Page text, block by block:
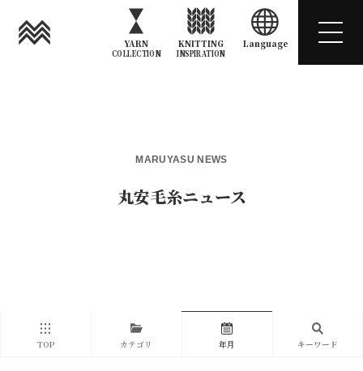
YARN
COLLECTION
KNITTING
INSPIRATION
Language
MARUYASU NEWS
丸安毛糸ニュース
TOP カテゴリ 年月 キーワード